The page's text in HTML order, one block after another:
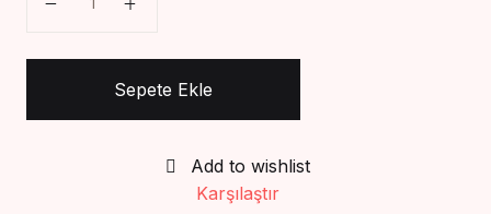
Sepete Ekle
Add to wishlist
Karşılaştır